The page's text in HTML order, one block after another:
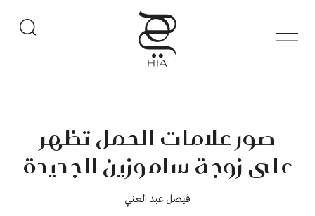
صور علامات الحمل تظهر
على زوجة ساموزين الجديدة
فيصل عبد الغني